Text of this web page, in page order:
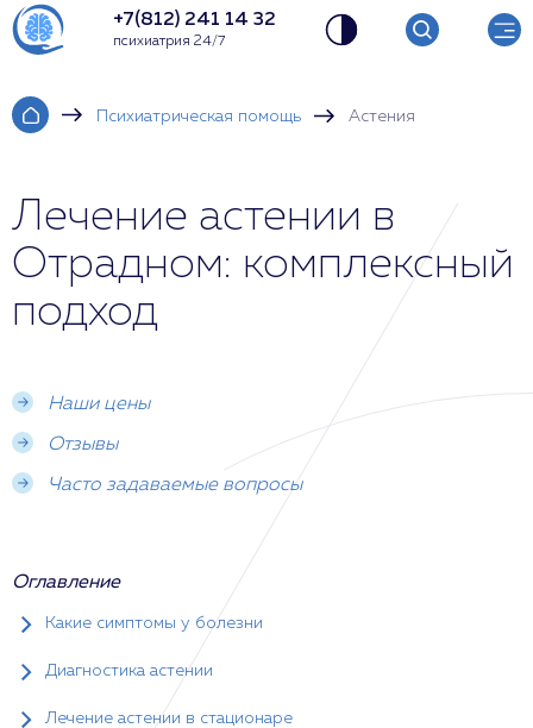
+7(812) 241 14 32
психиатрия 24/7
Психиатрическая помощь Астения
Лечение астении в
Отрадном: комплексный
подход
Наши цены
Отзывы
Часто задаваемые вопросы
Оглавление
Какие симптомы у болезни
Диагностика астении
Лечение астении в стационаре